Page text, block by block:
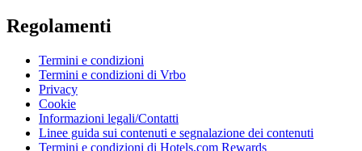
Regolamenti
Termini e condizioni
Termini e condizioni di Vrbo
Privacy
Cookie
Informazioni legali/Contatti
Linee guida sui contenuti e segnalazione dei contenuti
Termini e condizioni di Hotels.com Rewards